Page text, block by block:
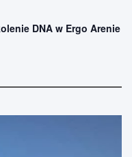
DNA w Ergo Arenie